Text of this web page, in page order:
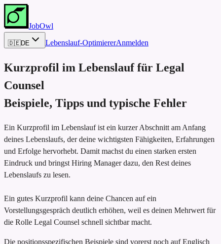
JobOwl
🇩🇪DE Lebenslauf-OptimiererAnmelden
Kurzprofil im Lebenslauf für Legal
Counsel
Beispiele, Tipps und typische Fehler
Ein Kurzprofil im Lebenslauf ist ein kurzer Abschnitt am Anfang
deines Lebenslaufs, der deine wichtigsten Fähigkeiten, Erfahrungen
und Erfolge hervorhebt. Damit machst du einen starken ersten
Eindruck und bringst Hiring Manager dazu, den Rest deines
Lebenslaufs zu lesen.
Ein gutes Kurzprofil kann deine Chancen auf ein
Vorstellungsgespräch deutlich erhöhen, weil es deinen Mehrwert für
die Rolle Legal Counsel schnell sichtbar macht.
Die positionsspezifischen Beispiele sind vorerst noch auf Englisch